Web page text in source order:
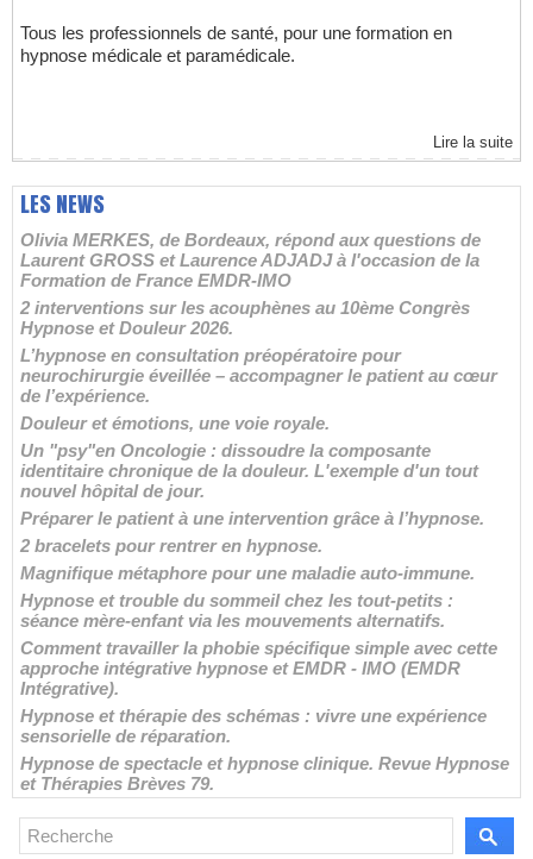
Tous les professionnels de santé, pour une formation en
hypnose médicale et paramédicale.
Lire la suite
LES NEWS
Olivia MERKES, de Bordeaux, répond aux questions de
Laurent GROSS et Laurence ADJADJ à l'occasion de la
Formation de France EMDR-IMO
2 interventions sur les acouphènes au 10ème Congrès
Hypnose et Douleur 2026.
L’hypnose en consultation préopératoire pour
neurochirurgie éveillée – accompagner le patient au cœur
de l’expérience.
Douleur et émotions, une voie royale.
Un "psy"en Oncologie : dissoudre la composante
identitaire chronique de la douleur. L'exemple d'un tout
nouvel hôpital de jour.
Préparer le patient à une intervention grâce à l’hypnose.
2 bracelets pour rentrer en hypnose.
Magnifique métaphore pour une maladie auto-immune.
Hypnose et trouble du sommeil chez les tout-petits :
séance mère-enfant via les mouvements alternatifs.
Comment travailler la phobie spécifique simple avec cette
approche intégrative hypnose et EMDR - IMO (EMDR
Intégrative).
Hypnose et thérapie des schémas : vivre une expérience
sensorielle de réparation.
Hypnose de spectacle et hypnose clinique. Revue Hypnose
et Thérapies Brèves 79.